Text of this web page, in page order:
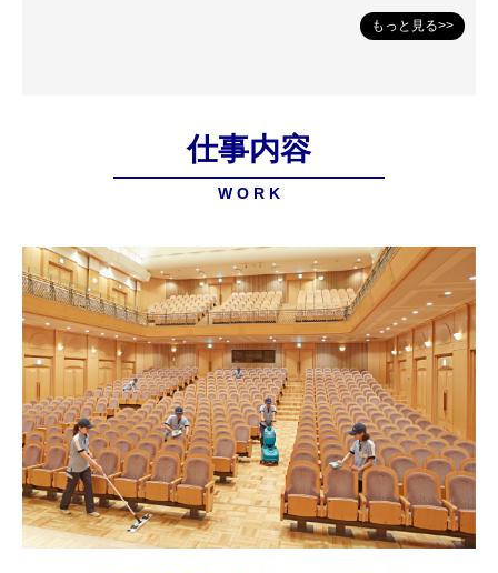
もっと見る>>
仕事内容
W O R K